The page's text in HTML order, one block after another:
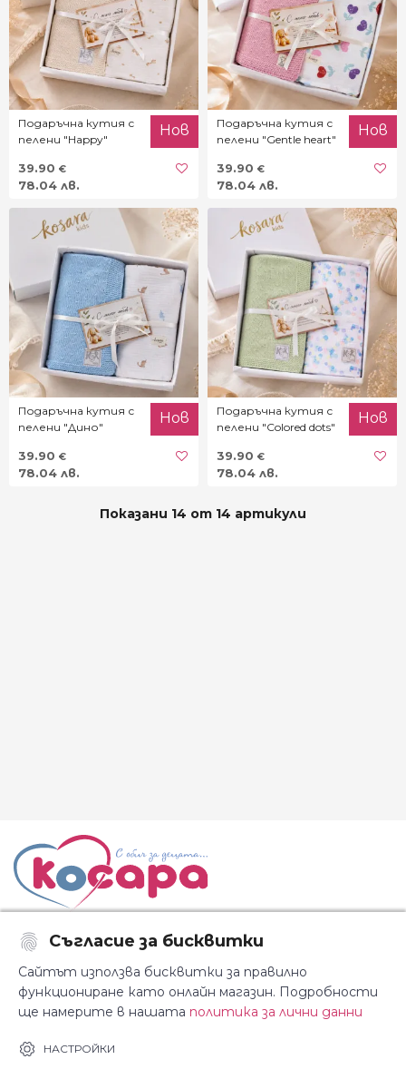
Подаръчна кутия с
пелени "Happy"
Нов
39.90 €
78.04 лв.
Подаръчна кутия с
пелени "Gentle heart"
Нов
39.90 €
78.04 лв.
Подаръчна кутия с
пелени "Дино"
Нов
39.90 €
78.04 лв.
Подаръчна кутия с
пелени "Colored dots"
Нов
39.90 €
78.04 лв.
Показани 14 от 14 артикули
Последвайте ни:
За Косара
Съгласие за бисквитки
Сайтът използва бисквитки за правилно
функциониране като онлайн магазин. Подробности
ще намерите в нашата политика за лични данни
НАСТРОЙКИ